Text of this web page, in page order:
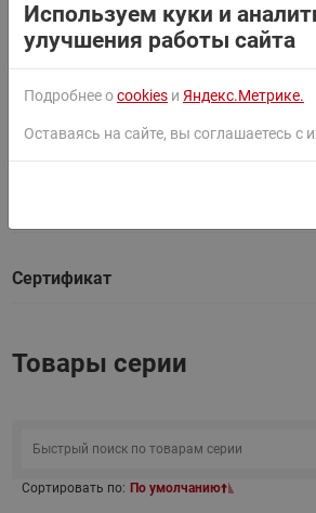
Документы
Паспорт
Сертификат
Товары серии
Сортировать по: По умолчанию
Используем куки и
улучшения работы сайта
Подробнее оcookies и Яндекс.Метрике.
Оставаясь на сайте, вы соглашаетесь с